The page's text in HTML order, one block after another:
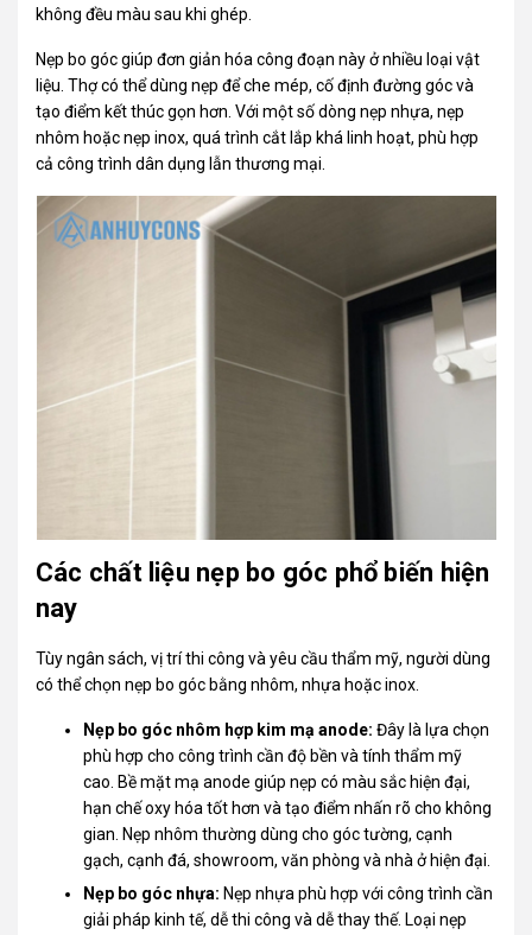
không đều màu sau khi ghép.
Nẹp bo góc giúp đơn giản hóa công đoạn này ở nhiều loại vật
liệu. Thợ có thể dùng nẹp để che mép, cố định đường góc và
tạo điểm kết thúc gọn hơn. Với một số dòng nẹp nhựa, nẹp
nhôm hoặc nẹp inox, quá trình cắt lắp khá linh hoạt, phù hợp
cả công trình dân dụng lẫn thương mại.
Các chất liệu nẹp bo góc phổ biến hiện
nay
Tùy ngân sách, vị trí thi công và yêu cầu thẩm mỹ, người dùng
có thể chọn nẹp bo góc bằng nhôm, nhựa hoặc inox.
Nẹp bo góc nhôm hợp kim mạ anode: Đây là lựa chọn
phù hợp cho công trình cần độ bền và tính thẩm mỹ
cao. Bề mặt mạ anode giúp nẹp có màu sắc hiện đại,
hạn chế oxy hóa tốt hơn và tạo điểm nhấn rõ cho không
gian. Nẹp nhôm thường dùng cho góc tường, cạnh
gạch, cạnh đá, showroom, văn phòng và nhà ở hiện đại.
Nẹp bo góc nhựa: Nẹp nhựa phù hợp với công trình cần
giải pháp kinh tế, dễ thi công và dễ thay thế. Loại nẹp